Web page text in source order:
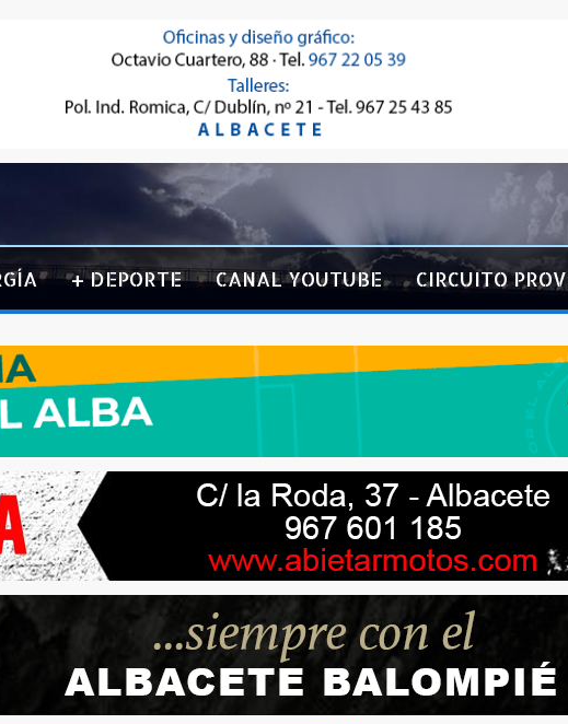
+ DEPORTE CANAL YOUTUBE CIRCUITO